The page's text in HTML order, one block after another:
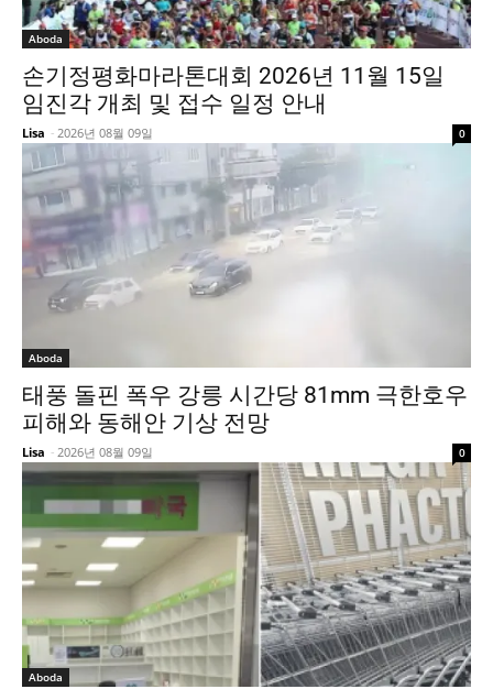
Aboda
손기정평화마라톤대회 2026년 11월 15일
임진각 개최 및 접수 일정 안내
Lisa - 2026년 08월 09일 0
Aboda
태풍 돌핀 폭우 강릉 시간당 81mm 극한호우
피해와 동해안 기상 전망
Lisa - 2026년 08월 09일 0
Aboda